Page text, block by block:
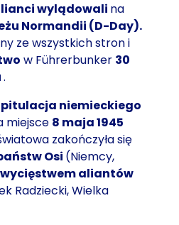
wylądowali na
Normandii (D-Day).
ze wszystkich stron i
w Führerbunker 30
.
niemieckiego
miejsce 8 maja 1945
zakończyła się
Osi (Niemcy,
aliantów
Radziecki, Wielka